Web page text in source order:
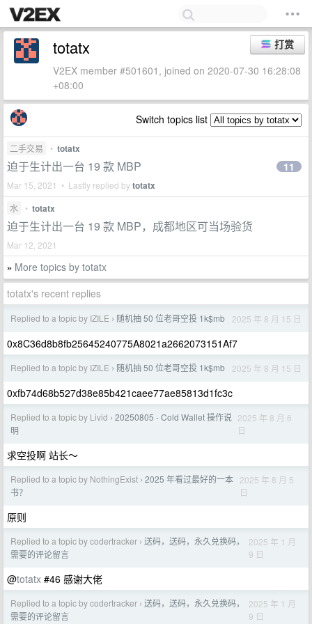
打赏
totatx
V2EX member #501601, joined on 2020-07-30 16:28:08
+08:00
Switch topics list
二手交易 • totatx
迫于生计出一台 19 款 MBP
Mar 15, 2021 • Lastly replied bytotatx
11
水 • totatx
迫于生计出一台 19 款 MBP，成都地区可当场验货
Mar 12, 2021
» More topics by totatx
totatx's recent replies
Replied to a topic by IZILE › 随机抽 50 位老哥空投 1k$mb 2025 年 8 月 15 日
0x8C36d8b8fb25645240775A8021a2662073151Af7
Replied to a topic by IZILE › 随机抽 50 位老哥空投 1k$mb 2025 年 8 月 15 日
0xfb74d68b527d38e85b421caee77ae85813d1fc3c
Replied to a topic by Livid › 20250805 - Cold Wallet 操作说
明
2025 年 8 月 6
日
求空投啊 站长～
Replied to a topic by NothingExist › 2025 年看过最好的一本
书？
2025 年 8 月 5
日
原则
Replied to a topic by codertracker › 送码，送码，永久兑换码，
需要的评论留言
2025 年 1 月
9 日
@totatx #46 感谢大佬
Replied to a topic by codertracker › 送码，送码，永久兑换码，
需要的评论留言
2025 年 1 月
9 日